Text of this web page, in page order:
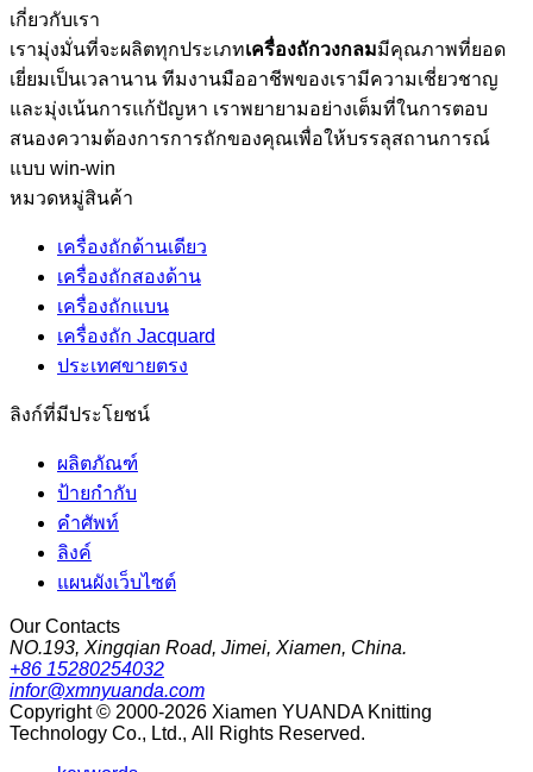
เกี่ยวกับเรา
เรามุ่งมั่นที่จะผลิตทุกประเภทเครื่องถักวงกลมมีคุณภาพที่ยอด
เยี่ยมเป็นเวลานาน ทีมงานมืออาชีพของเรามีความเชี่ยวชาญ
และมุ่งเน้นการแก้ปัญหา เราพยายามอย่างเต็มที่ในการตอบ
สนองความต้องการการถักของคุณเพื่อให้บรรลุสถานการณ์
แบบ win-win
หมวดหมู่สินค้า
เครื่องถักด้านเดียว
เครื่องถักสองด้าน
เครื่องถักแบน
เครื่องถัก Jacquard
ประเทศขายตรง
ลิงก์ที่มีประโยชน์
ผลิตภัณฑ์
ป้ายกำกับ
คำศัพท์
ลิงค์
แผนผังเว็บไซต์
Our Contacts
NO.193, Xingqian Road, Jimei, Xiamen, China.
+86 15280254032
infor@xmnyuanda.com
Copyright © 2000-2026 Xiamen YUANDA Knitting
Technology Co., Ltd., All Rights Reserved.